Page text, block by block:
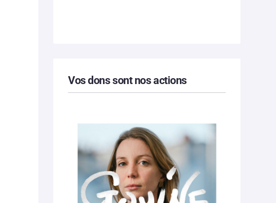
Vos dons sont nos actions